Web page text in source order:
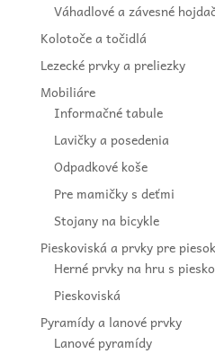
Váhadlové a závesné
Kolotoče a točidlá
Lezecké prvky a preliezky
Mobiliáre
Informačné tabule
Lavičky a posedenia
Odpadkové koše
Pre mamičky s deťmi
Stojany na bicykle
Pieskoviská a prvky pre
Herné prvky na hru s
Pieskoviská
Pyramídy a lanové prvky
Lanové pyramídy